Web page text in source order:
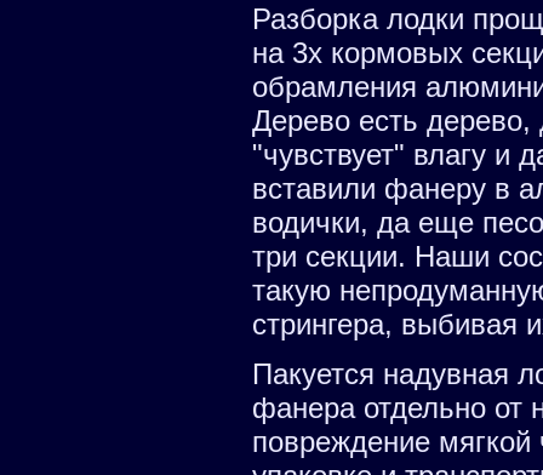
Разборка лодки
на 3х кормовых
обрамления
Дерево есть дерево,
"чувствует" влагу и
вставили фанеру в
водички, да еще
три секции. Наши
такую
стрингера, выбивая
Пакуется надувная
фанера отдельно от
повреждение мягкой